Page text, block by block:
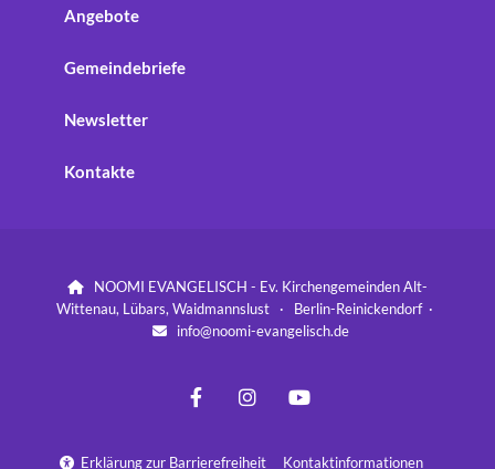
Angebote
Gemeindebriefe
Newsletter
Kontakte

NOOMI EVANGELISCH - Ev. Kirchengemeinden Alt-
Wittenau, Lübars, Waidmannslust · Berlin-Reinickendorf ·
 info@noomi-evangelisch.de
 Erklärung zur Barrierefreiheit Kontaktinformationen